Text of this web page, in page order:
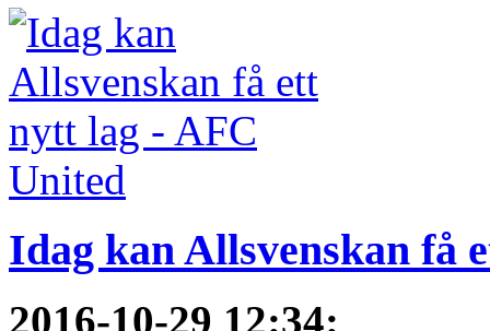
Idag kan Allsvenskan få
2016-10-29 12:34: